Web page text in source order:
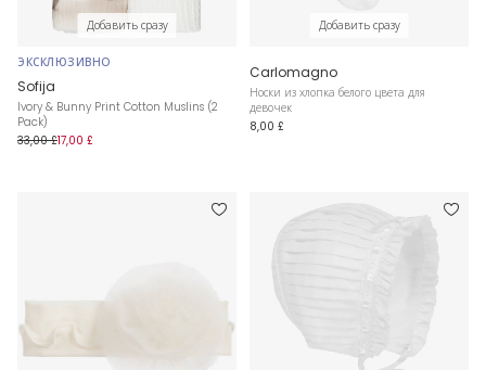
Добавить сразу
ЭКСКЛЮЗИВНО
Sofija
Ivory & Bunny Print Cotton Muslins (2
Pack)
33,00 £17,00 £
Добавить сразу
Carlomagno
Носки из хлопка белого цвета для
девочек
8,00 £